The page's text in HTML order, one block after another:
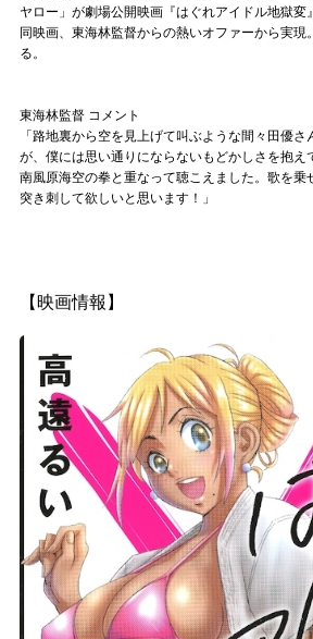
ヤロー」が劇場公開映画『はぐれアイドル地獄変
同映画、東海林監督からの熱いオファーから実現
る。
東海林監督 コメント
「路地裏から空を見上げて叫ぶような間々田優
が、僕には思い通りにならないもどかしさを抱え
南風原海空の拳と重なって聴こえました。歌を乗
突き刺して欲しいと思います！」
【映画情報】